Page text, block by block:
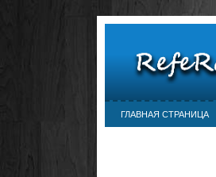
ГЛАВНАЯ СТРАНИЦА